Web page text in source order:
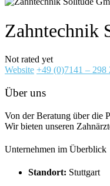
Zahntechnik
Not rated yet
Website +49 (0)7141 – 298
Über uns
Von der Beratung über die
Wir bieten unseren
Unternehmen im Überblick
Standort: Stuttgart